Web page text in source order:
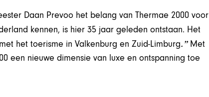
Daan Prevoo het belang van Thermae 2000 voor
kennen, is hier 35 jaar geleden ontstaan. Het
het toerisme in Valkenburg en Zuid-Limburg.”Met
een nieuwe dimensie van luxe en ontspanning toe